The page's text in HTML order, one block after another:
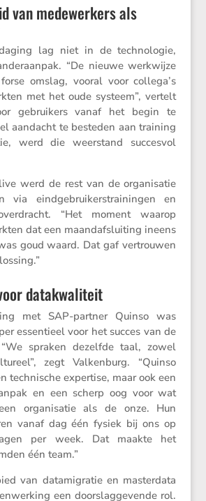
van medewerkers als
lag niet in de techno­logie,
“De nieuwe werkwijze
omslag, vooral voor collega’s
met het oude systeem”, vertelt
gebrui­kers vanaf het begin te
aandacht te besteden aan training
werd die weerstand succesvol
werd de rest van de organi­satie
via eindge­brui­kers­trai­ningen en
“Het moment waarop
dat een maand­af­slui­ting ineens
goud waard. Dat gaf vertrouwen
datakwaliteit
met SAP-partner Quinso was
essen­tieel voor het succes van de
spraken dezelfde taal, zowel
zegt Valken­burg. “Quinso
techni­sche exper­tise, maar ook een
en een scherp oog voor wat
organi­satie als de onze. Hun
vanaf dag één fysiek bij ons op
per week. Dat maakte het
één team.”
van datami­gratie en master­data
een doorslag­ge­vende rol.